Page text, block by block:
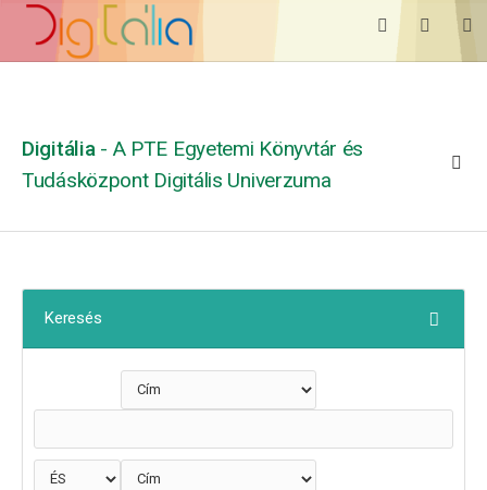
Digitália - A PTE Egyetemi Könyvtár és
Tudásközpont Digitális Univerzuma
Keresés